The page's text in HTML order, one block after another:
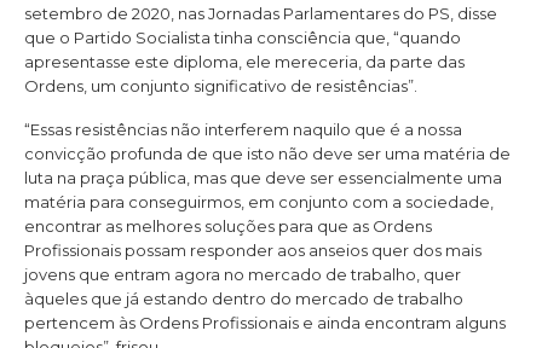
setembro de 2020, nas Jornadas Parlamentares do PS, disse
que o Partido Socialista tinha consciência que, “quando
apresentasse este diploma, ele mereceria, da parte das
Ordens, um conjunto significativo de resistências”.
“Essas resistências não interferem naquilo que é a nossa
convicção profunda de que isto não deve ser uma matéria de
luta na praça pública, mas que deve ser essencialmente uma
matéria para conseguirmos, em conjunto com a sociedade,
encontrar as melhores soluções para que as Ordens
Profissionais possam responder aos anseios quer dos mais
jovens que entram agora no mercado de trabalho, quer
àqueles que já estando dentro do mercado de trabalho
pertencem às Ordens Profissionais e ainda encontram alguns